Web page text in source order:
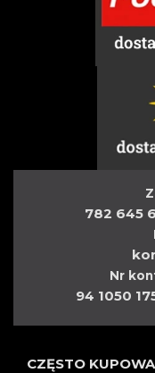
782 645
Nr
94 1050
CZĘSTO